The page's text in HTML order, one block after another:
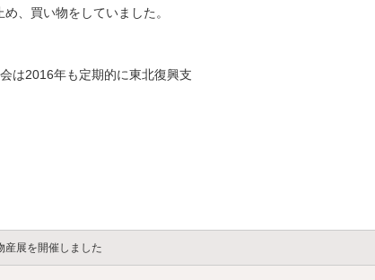
、買い物をしていました。
は2016年も定期的に東北復興支
展を開催しました